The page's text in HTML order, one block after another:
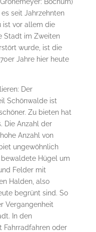
seit Jahrzehnten
ist vor allem die
Stadt im Zweiten
wurde, ist die
Jahre hier heute
Der
Schönwalde ist
Zu bieten hat
Die Anzahl der
Anzahl von
ungewöhnlich
Hügel um
Felder mit
Halden, also
begrünt sind. So
Vergangenheit
In den
Fahrradfahren oder